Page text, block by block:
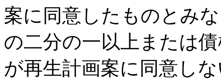
案に同意したものとみ
の二分の一以上または
が再生計画案に同意し